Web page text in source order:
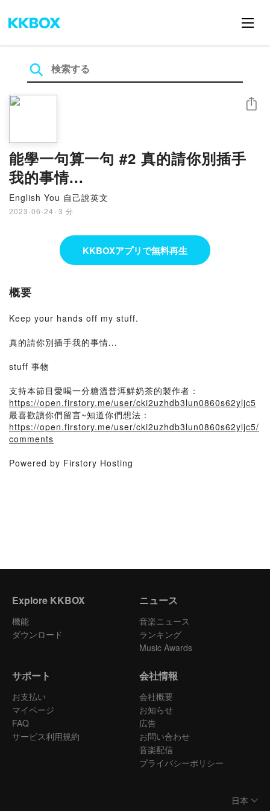
能學一句算一句 #2 真的請你別插手
我的事情...
English You 自己說英文
2023-06-24 · 3 分
シェア
KKBOXアプリで無料再生
概要
Keep your hands off my stuff.
真的請你別插手我的事情...
stuff 事物
支持本節目愛喝一分糖溫普洱鮮奶茶的製作者：
https://open.firstory.me/user/cki2uzhdb3lun0860s62yljc5
最喜歡讀你們留言~知道你們想法：
https://open.firstory.me/user/cki2uzhdb3lun0860s62yljc5/
comments
Powered by Firstory Hosting
Explore KKBOX
機能
ダウンロード
ニュース
音楽ニュース
ランキング
Music Awards
サポート
お支払い
マイページ
FAQ
サービス利用規約
会社情報
会社概要
お知らせ
広告
お問い合わせ
音楽配信
プライバシーポリシー
日本